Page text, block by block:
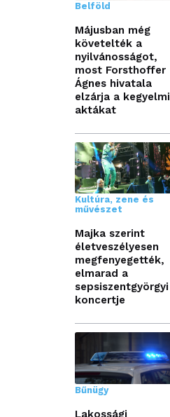
Belföld
Májusban még
követelték a
nyilvánosságot,
most Forsthoffer
Ágnes hivatala
elzárja a kegyelmi
aktákat
Kultúra, zene és
művészet
Majka szerint
életveszélyesen
megfenyegették,
elmarad a
sepsiszentgyörgyi
koncertje
Bűnügy
Lakossági